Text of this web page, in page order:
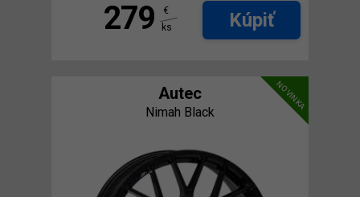
279
€
ks
Kúpiť
NOVINKA
Autec
Nimah Black